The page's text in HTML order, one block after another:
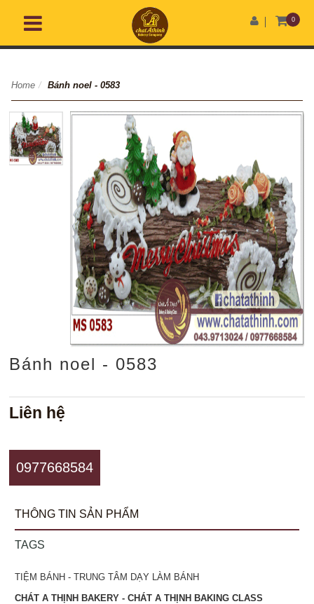
0
Home / Bánh noel - 0583
Bánh noel - 0583
Liên hệ
0977668584
THÔNG TIN SẢN PHẨM
TAGS
TIỆM BÁNH - TRUNG TÂM DẠY LÀM BÁNH
CHÁT A THỊNH BAKERY - CHÁT A THỊNH BAKING CLASS